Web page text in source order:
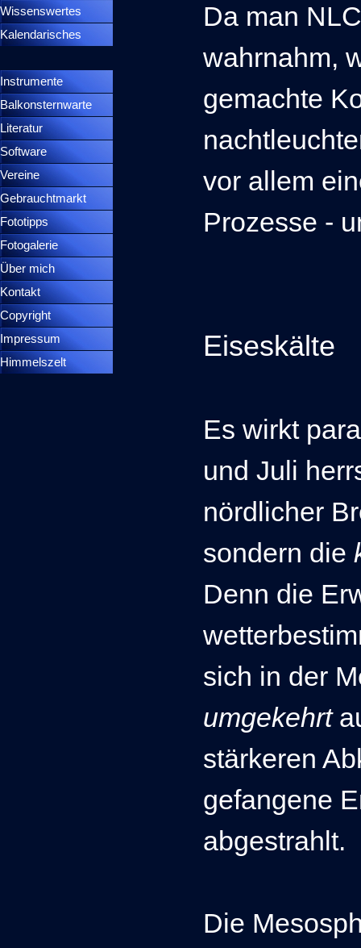
Wissenswertes
Kalendarisches
Instrumente
Balkonsternwarte
Literatur
Software
Vereine
Gebrauchtmarkt
Fototipps
Fotogalerie
Über mich
Kontakt
Copyright
Impressum
Himmelszelt
Da man
wahrnahm,
gemachte
vor allem
Prozesse -
Eiseskälte
Es wirkt
und Juli
nördlicher
sondern die
Denn die
sich in der
umgekehrt
stärkeren
gefangene
abgestrahlt.
Die